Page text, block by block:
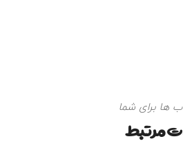
ها برای شما
مرتبط